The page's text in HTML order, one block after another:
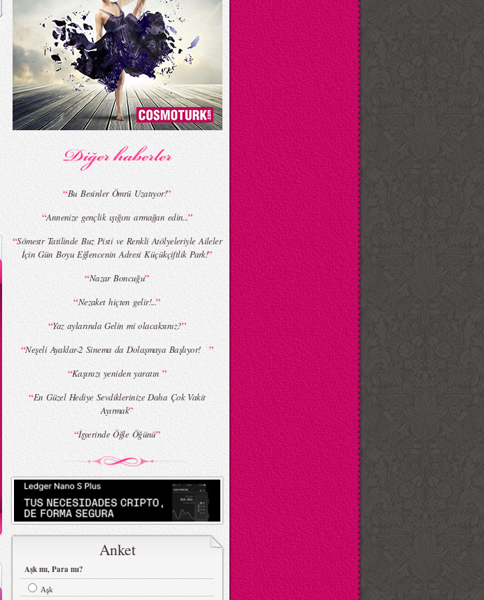
“Bu Besinler Ömrü Uzatıyor!”
“Annenize gençlik ışığını armağan edin...”
“Sömestr Tatilinde Buz Pisti ve Renkli Atölyeleriyle Aileler
İçin Gün Boyu Eğlencenin Adresi Küçükçiftlik Park!”
“Nazar Boncuğu”
“Nezaket hiçten gelir!...”
“Yaz aylarında Gelin mi olacaksınız?”
“Neşeli Ayaklar-2 Sinema da Dolaşmaya Başlıyor! ”
“Kaşınızı yeniden yaratın ”
“En Güzel Hediye Sevdiklerinize Daha Çok Vakit
Ayırmak”
“İşyerinde Öğle Öğünü”
Anket
Aşk mı, Para mı?
Aşk